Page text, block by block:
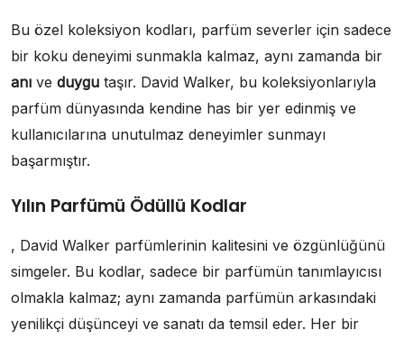
Bu özel koleksiyon kodları, parfüm severler için sadece
bir koku deneyimi sunmakla kalmaz, aynı zamanda bir
anı ve duygu taşır. David Walker, bu koleksiyonlarıyla
parfüm dünyasında kendine has bir yer edinmiş ve
kullanıcılarına unutulmaz deneyimler sunmayı
başarmıştır.
Yılın Parfümü Ödüllü Kodlar
, David Walker parfümlerinin kalitesini ve özgünlüğünü
simgeler. Bu kodlar, sadece bir parfümün tanımlayıcısı
olmakla kalmaz; aynı zamanda parfümün arkasındaki
yenilikçi düşünceyi ve sanatı da temsil eder. Her bir